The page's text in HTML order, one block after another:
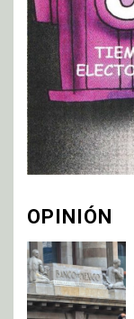
OPINIÓN